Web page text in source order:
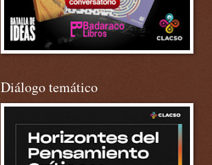
Diálogo temático